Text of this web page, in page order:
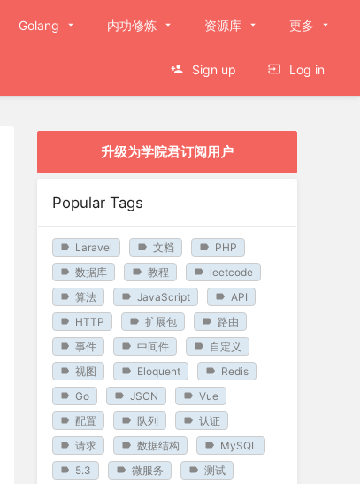
Golang 内功修炼 资源库 更多
Sign up Log in
升级为学院君订阅用户
Popular Tags
Laravel 文档
PHP
数据库
教程
leetcode
算法
JavaScript
API
HTTP
扩展包
路由
事件
中间件
自定义
视图
Eloquent
Redis
Go
JSON
Vue
配置
队列
认证
请求
数据结构
MySQL
5.3
微服务
测试